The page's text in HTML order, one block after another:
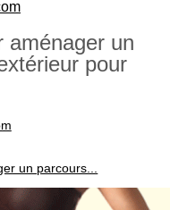
aménager un
pour
un parcours...